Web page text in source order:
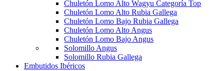
Chuletón Lomo Alto Wagyu Categoría Top
Chuletón Lomo Alto Rubia Gallega
Chuletón Lomo Bajo Rubia Gallega
Chuletón Lomo Alto Angus
Chuletón Lomo Bajo Angus
Solomillo Angus
Solomillo Rubia Gallega
Embutidos Ibéricos